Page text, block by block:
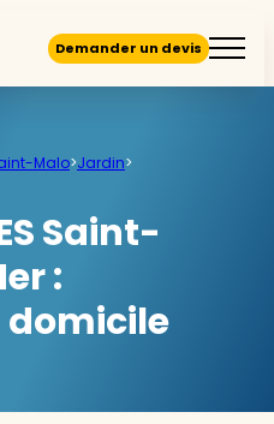
Demander un devis
Malo>Jardin>
Saint-
: